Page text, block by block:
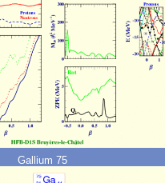
Gallium 75